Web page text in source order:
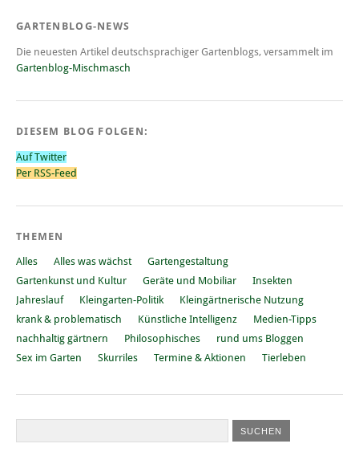
GARTENBLOG-NEWS
Die neuesten Artikel deutschsprachiger Gartenblogs, versammelt im
Gartenblog-Mischmasch
DIESEM BLOG FOLGEN:
Auf Twitter
Per RSS-Feed
THEMEN
Alles Alles was wächst
Gartengestaltung
Gartenkunst und Kultur
Geräte und Mobiliar
Insekten
Jahreslauf
Kleingarten-Politik
Kleingärtnerische Nutzung
krank & problematisch
Künstliche Intelligenz
Medien-Tipps
nachhaltig gärtnern
Philosophisches
rund ums Bloggen
Sex im Garten
Skurriles Termine & Aktionen Tierleben